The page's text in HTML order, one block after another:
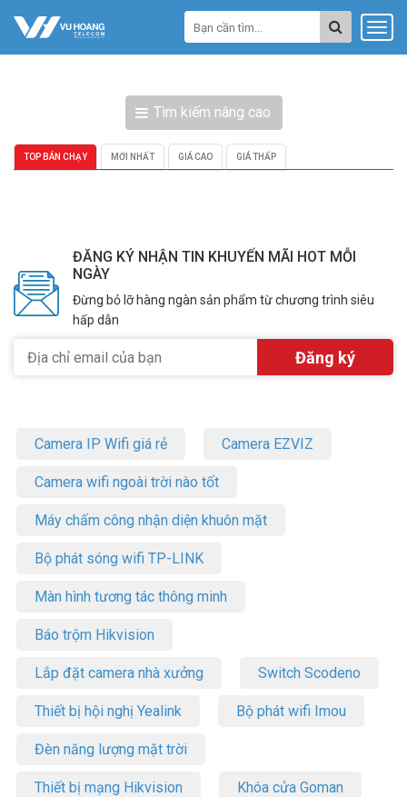
Tìm kiếm nâng cao
TOP BÁN CHẠY MỚI NHẤT GIÁ CAO GIÁ THẤP
ĐĂNG KÝ NHẬN TIN KHUYẾN MÃI HOT MỖI
NGÀY
Đừng bỏ lỡ hàng ngàn sản phẩm từ chương trình siêu
hấp dẫn
Camera IP Wifi giá rẻ Camera EZVIZ
Camera wifi ngoài trời nào tốt
Máy chấm công nhận diện khuôn mặt
Bộ phát sóng wifi TP-LINK
Màn hình tương tác thông minh
Báo trộm Hikvision
Lắp đặt camera nhà xưởng Switch Scodeno
Thiết bị hội nghị Yealink Bộ phát wifi Imou
Đèn năng lượng mặt trời
Thiết bị mạng Hikvision Khóa cửa Goman